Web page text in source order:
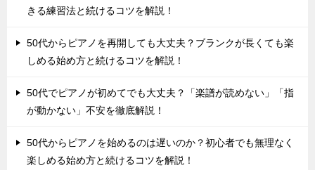
きる練習法と続けるコツを解説！
50代からピアノを再開しても大丈夫？ブランクが長くても楽
しめる始め方と続けるコツを解説！
50代でピアノが初めてでも大丈夫？「楽譜が読めない」「指
が動かない」不安を徹底解説！
50代からピアノを始めるのは遅いのか？初心者でも無理なく
楽しめる始め方と続けるコツを解説！